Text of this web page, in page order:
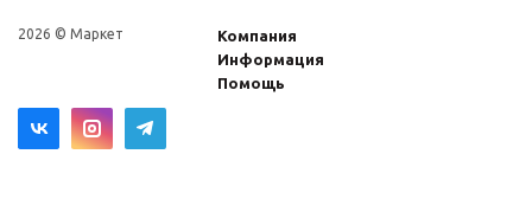
2026 © Маркет
Компания
Информация
Помощь